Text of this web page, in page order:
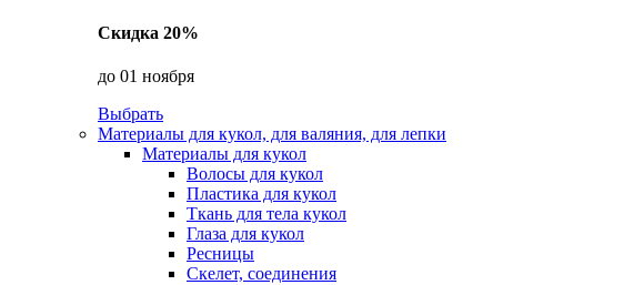
Скидка 20%
до 01 ноября
Выбрать
Материалы для кукол, для валяния, для лепки
Материалы для кукол
Волосы для кукол
Пластика для кукол
Ткань для тела кукол
Глаза для кукол
Ресницы
Скелет, соединения